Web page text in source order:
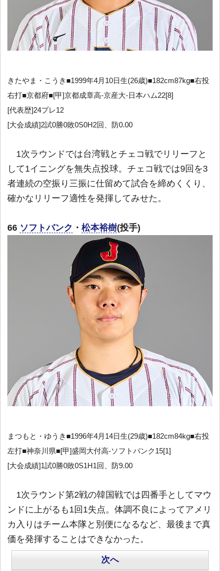
きたやま・こうき■1999年4月10日生(26歳)■182cm87kg■右投
右打■京都府■[甲]京都成章高-京産大-日本ハム22[8]
[代表歴]24プレ12
[大会成績]2試0勝0敗0S0H2回、防0.00
1次ラウンドでは台湾戦とチェコ戦でリリーフと
して1イニングを無失点投球。チェコ戦では9回を3
者連続の空振り三振に仕留めて試合を締めくくり、
確かなリリーフ適性を発揮してみせた。
66 ソフトバンク ・ 松本裕樹(投手)
まつもと・ゆうき■1996年4月14日生(29歳)■182cm84kg■右投
左打■神奈川県■[甲]盛岡大付高-ソフトバンク15[1]
[大会成績]1試0勝0敗0S1H1回、防9.00
1次ラウンド第2戦の韓国戦では四番手としてマウ
ンドに上がるも1回1失点。体調不良によってアメリ
カ入りはチーム本隊と別便になるなど、最後まで真
価を発揮することはできなかった。
次へ